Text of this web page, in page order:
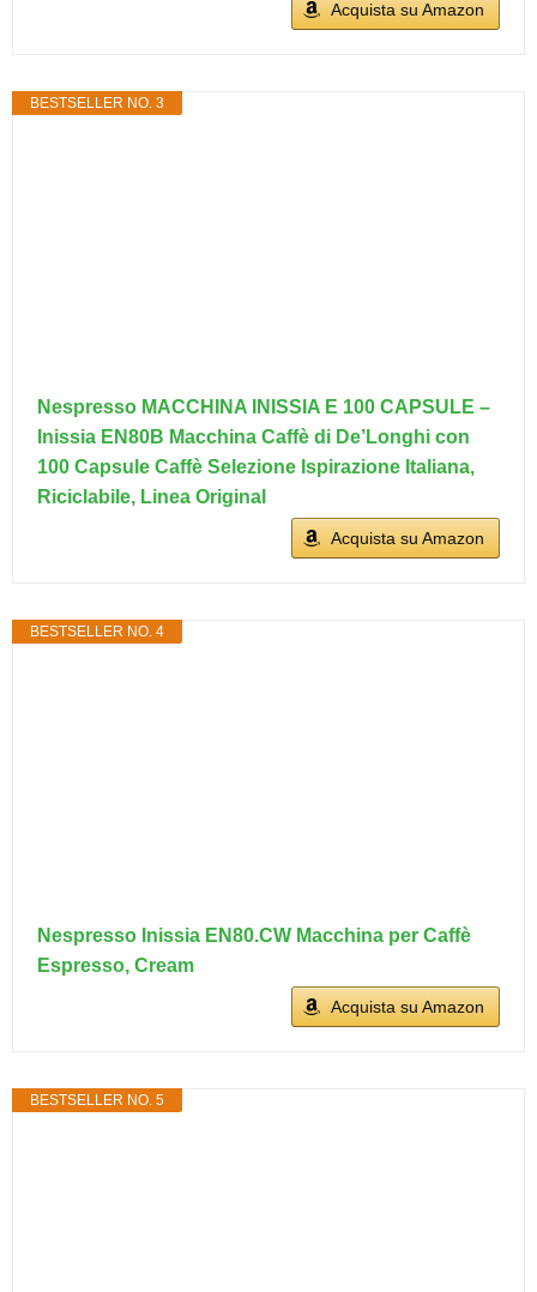
Acquista su Amazon
BESTSELLER NO. 3
Nespresso MACCHINA INISSIA E 100 CAPSULE –
Inissia EN80B Macchina Caffè di De’Longhi con
100 Capsule Caffè Selezione Ispirazione Italiana,
Riciclabile, Linea Original
Acquista su Amazon
BESTSELLER NO. 4
Nespresso Inissia EN80.CW Macchina per Caffè
Espresso, Cream
Acquista su Amazon
BESTSELLER NO. 5